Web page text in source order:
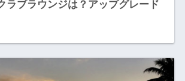
ブラウンジは？アップグレード